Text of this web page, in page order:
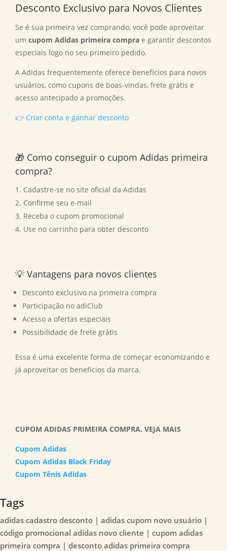
Desconto Exclusivo para Novos Clientes
Se é sua primeira vez comprando, você pode aproveitar
um cupom Adidas primeira compra e garantir descontos
especiais logo no seu primeiro pedido.
A Adidas frequentemente oferece benefícios para novos
usuários, como cupons de boas-vindas, frete grátis e
acesso antecipado a promoções.
👉 Criar conta e ganhar desconto
🎁 Como conseguir o cupom Adidas primeira
compra?
Cadastre-se no site oficial da Adidas
Confirme seu e-mail
Receba o cupom promocional
Use no carrinho para obter desconto
💡 Vantagens para novos clientes
Desconto exclusivo na primeira compra
Participação no adiClub
Acesso a ofertas especiais
Possibilidade de frete grátis
Essa é uma excelente forma de começar economizando e
já aproveitar os benefícios da marca.
CUPOM ADIDAS PRIMEIRA COMPRA, VEJA MAIS
Cupom Adidas
Cupom Adidas Black Friday
Cupom Tênis Adidas
Tags
adidas cadastro desconto | adidas cupom novo usuário |
código promocional adidas novo cliente | cupom adidas
primeira compra | desconto adidas primeira compra